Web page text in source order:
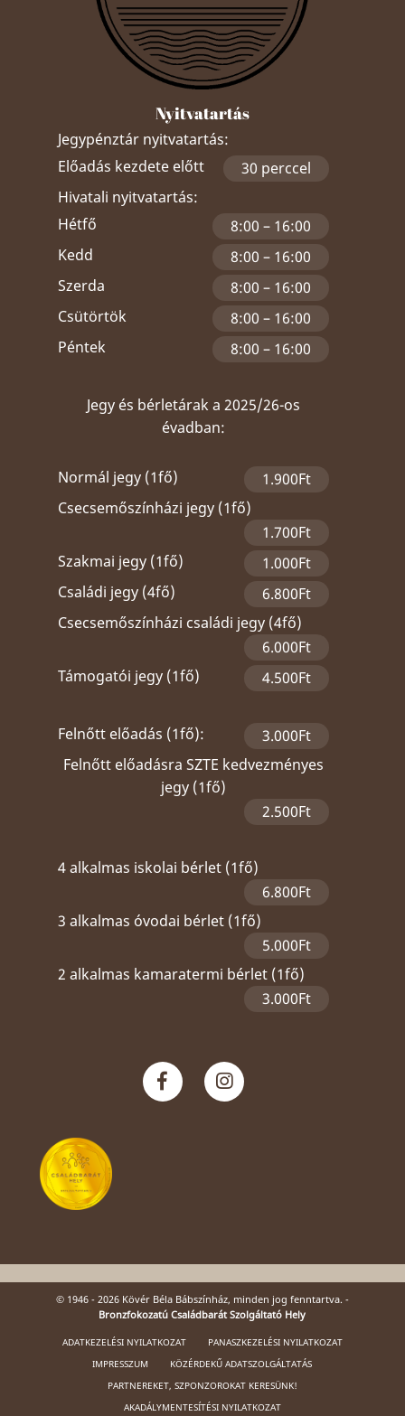
Nyitvatartás
Jegypénztár nyitvatartás:
Előadás kezdete előtt
30 perccel
Hivatali nyitvatartás:
Hétfő
8:00 – 16:00
Kedd
8:00 – 16:00
Szerda
8:00 – 16:00
Csütörtök
8:00 – 16:00
Péntek
8:00 – 16:00
Jegy és bérletárak a 2025/26-os
évadban:
Normál jegy (1fő)
1.900Ft
Csecsemőszínházi jegy (1fő)
1.700Ft
Szakmai jegy (1fő)
1.000Ft
Családi jegy (4fő)
6.800Ft
Csecsemőszínházi családi jegy (4fő)
6.000Ft
Támogatói jegy (1fő)
4.500Ft
Felnőtt előadás (1fő):
3.000Ft
Felnőtt előadásra SZTE kedvezményes
jegy (1fő)
2.500Ft
4 alkalmas iskolai bérlet (1fő)
6.800Ft
3 alkalmas óvodai bérlet (1fő)
5.000Ft
2 alkalmas kamaratermi bérlet (1fő)
3.000Ft
© 1946 - 2026 Kövér Béla Bábszínház, minden jog fenntartva. -
Bronzfokozatú Családbarát Szolgáltató Hely
ADATKEZELÉSI NYILATKOZAT
PANASZKEZELÉSI NYILATKOZAT
IMPRESSZUM
KÖZÉRDEKŰ ADATSZOLGÁLTATÁS
PARTNEREKET, SZPONZOROKAT KERESÜNK!
AKADÁLYMENTESÍTÉSI NYILATKOZAT